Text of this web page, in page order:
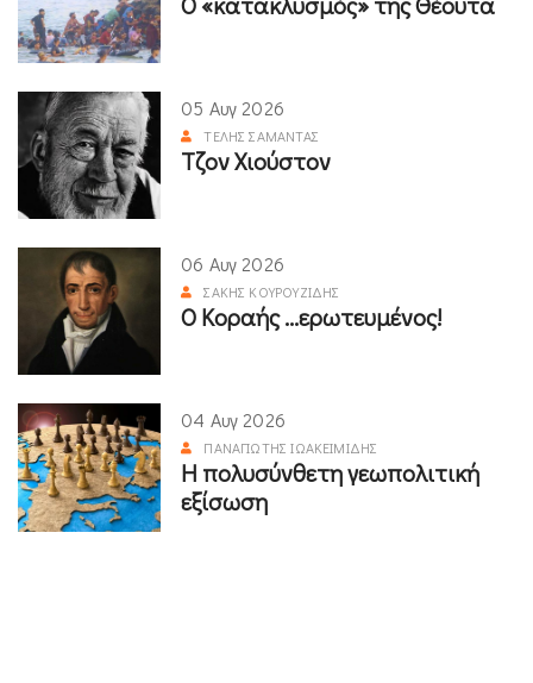
05 Αυγ 2026
ΤΈΛΗΣ ΣΑΜΑΝΤΆΣ
Τζον Χιούστον
06 Αυγ 2026
ΣΆΚΗΣ ΚΟΥΡΟΥΖΊΔΗΣ
Ο Κοραής ...ερωτευμένος!
04 Αυγ 2026
ΠΑΝΑΓΙΏΤΗΣ ΙΩΑΚΕΙΜΊΔΗΣ
Η πολυσύνθετη γεωπολιτική
εξίσωση